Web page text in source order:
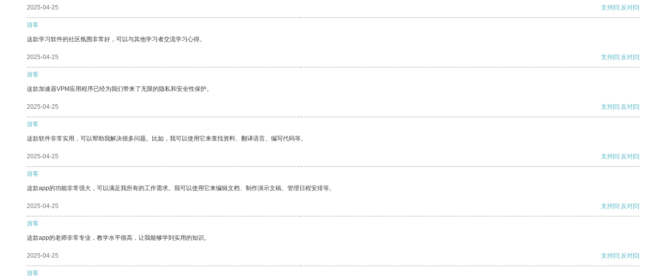
2025-04-25 支持[0] 反对[0]
游客
这款学习软件的社区氛围非常好，可以与其他学习者交流学习心得。
2025-04-25 支持[0] 反对[0]
游客
这款加速器VPM应用程序已经为我们带来了无限的隐私和安全性保护。
2025-04-25 支持[0] 反对[0]
游客
这款软件非常实用，可以帮助我解决很多问题。比如，我可以使用它来查找资料、翻译语言、编写代码等。
2025-04-25 支持[0] 反对[0]
游客
这款app的功能非常强大，可以满足我所有的工作需求。我可以使用它来编辑文档、制作演示文稿、管理日程安排等。
2025-04-25 支持[0] 反对[0]
游客
这款app的老师非常专业，教学水平很高，让我能够学到实用的知识。
2025-04-25 支持[0] 反对[0]
游客